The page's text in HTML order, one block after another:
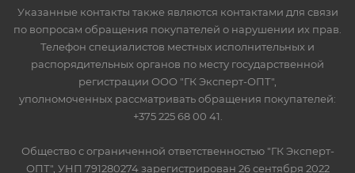
Указанные контакты также являются контактами для связи
по вопросам обращения покупателей о нарушении их прав.
Телефон специалистов местных исполнительных и
распорядительных органов по месту государственной
регистрации ООО "ГК Эксперт-ОПТ",
уполномоченных рассматривать обращения покупателей:
+375 225 68 00 41.
Общество с ограниченной ответственностью "ГК Эксперт-
ОПТ", УНП 791280274 зарегистрирован 26 сентября 2022